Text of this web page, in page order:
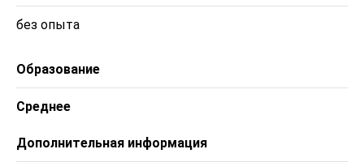
без опыта
Образование
Среднее
Дополнительная информация